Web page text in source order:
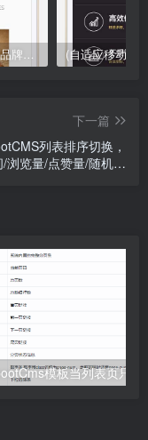
(自适应移动端)品牌设计类网站pbootcms模板 高端艺术创意设计公司网站源码下载
下一篇
列表排序切换，
/浏览量/点赞量/随机排